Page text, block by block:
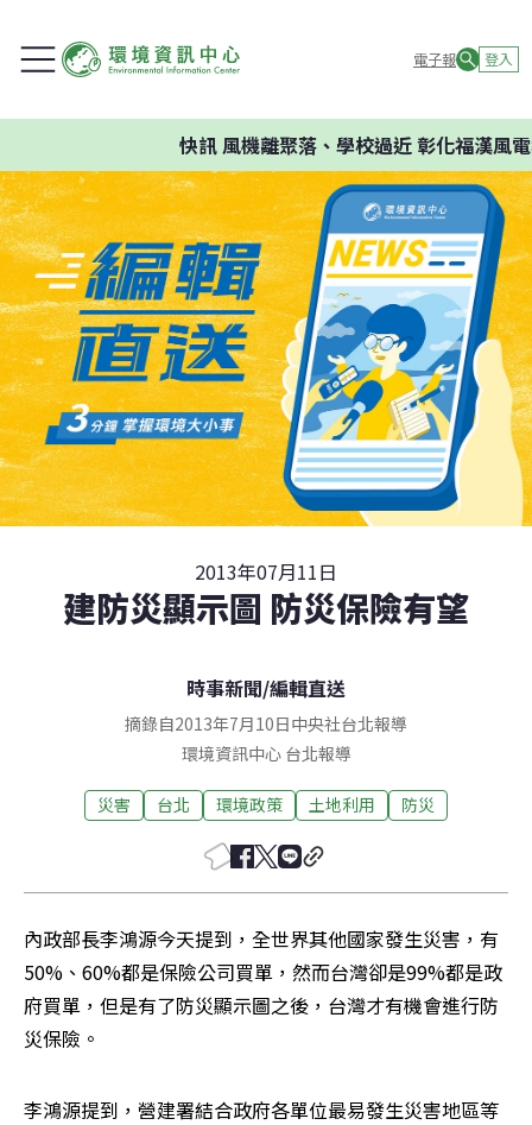
電子報 登入
快訊風機離聚落、學校過近 彰化福漢風電
2013年07月11日
建防災顯示圖 防災保險有望
時事新聞/編輯直送
摘錄自2013年7月10日中央社台北報導
環境資訊中心 台北報導
災害 台北 環境政策 土地利用 防災
內政部長李鴻源今天提到，全世界其他國家發生災害，有
50%、60%都是保險公司買單，然而台灣卻是99%都是政
府買單，但是有了防災顯示圖之後，台灣才有機會進行防
災保險。
李鴻源提到，營建署結合政府各單位最易發生災害地區等